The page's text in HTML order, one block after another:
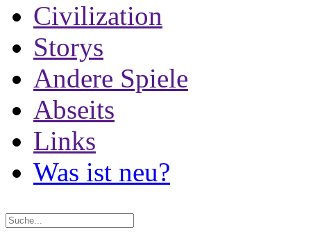
Civilization
Storys
Andere Spiele
Abseits
Links
Was ist neu?